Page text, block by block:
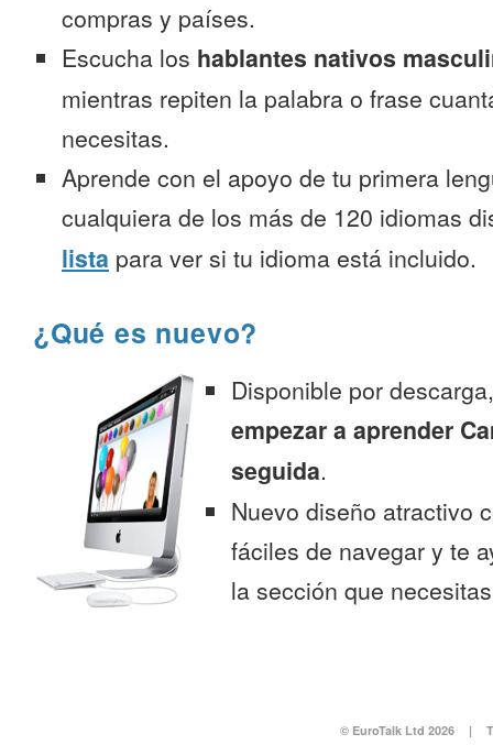
compras y países.
Escucha los hablantes nativos
mientras repiten la palabra o frase
necesitas.
Aprende con el apoyo de tu primera
cualquiera de los más de 120 idiomas
lista para ver si tu idioma está incluido.
¿Qué es nuevo?
Disponible por
empezar a aprender
seguida.
Nuevo diseño atractivo
fáciles de navegar y te
la sección que
© EuroTalk Ltd 2026 |